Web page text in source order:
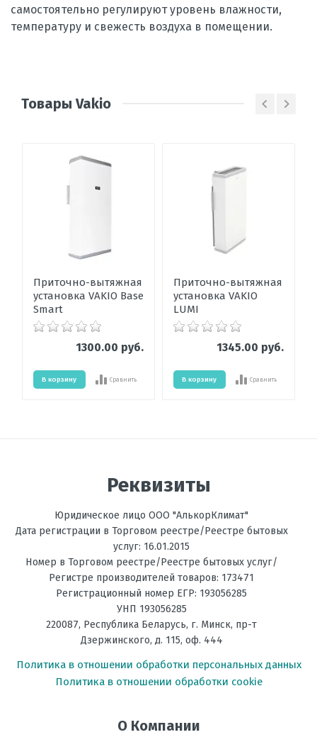
самостоятельно регулируют уровень влажности,
температуру и свежесть воздуха в помещении.
Товары Vakio
Приточно-вытяжная
установка VAKIO Base
Smart
1300.00 руб.
В корзину Сравнить
Приточно-вытяжная
установка VAKIO
LUMI
1345.00 руб.
В корзину Сравнить
Реквизиты
Юридическое лицо ООО "АлькорКлимат"
Дата регистрации в Торговом реестре/Реестре бытовых
услуг: 16.01.2015
Номер в Торговом реестре/Реестре бытовых услуг/
Регистре производителей товаров: 173471
Регистрационный номер ЕГР: 193056285
УНП 193056285
220087, Республика Беларусь, г. Минск, пр-т
Дзержинского, д. 115, оф. 444
Политика в отношении обработки персональных данных
Политика в отношении обработки cookie
О Компании